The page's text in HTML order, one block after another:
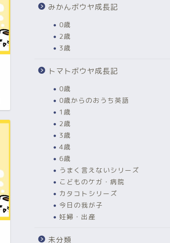
みかんボウヤ成長記
0歳
2歳
3歳
トマトボウヤ成長記
0歳
0歳からのおうち英語
1歳
2歳
3歳
4歳
6歳
うまく言えないシリーズ
こどものケガ・病院
カタコトシリーズ
今日の我が子
妊婦・出産
未分類